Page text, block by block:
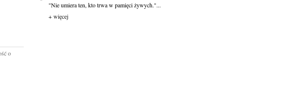
o
"Nie umiera ten, kto trwa w pamięci żywych."...
+ więcej